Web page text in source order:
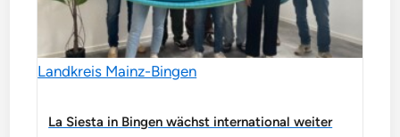
Landkreis Mainz-Bingen
La Siesta in Bingen wächst international weiter